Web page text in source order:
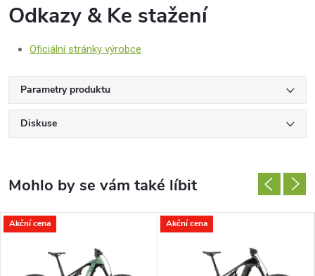
Odkazy & Ke stažení
Oficiální stránky výrobce
Parametry produktu
Diskuse
Akční cena Akční cena